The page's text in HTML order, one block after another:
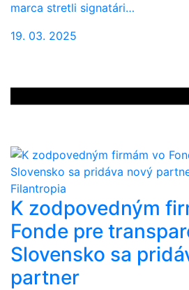
marca stretli signatári…
19. 03. 2025
Filantropia
K zodpovedným
Fonde pre
Slovensko sa
partner